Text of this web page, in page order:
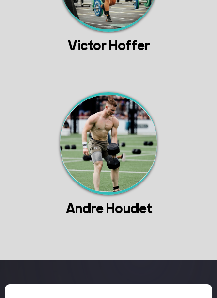
Victor Hoffer
Andre Houdet